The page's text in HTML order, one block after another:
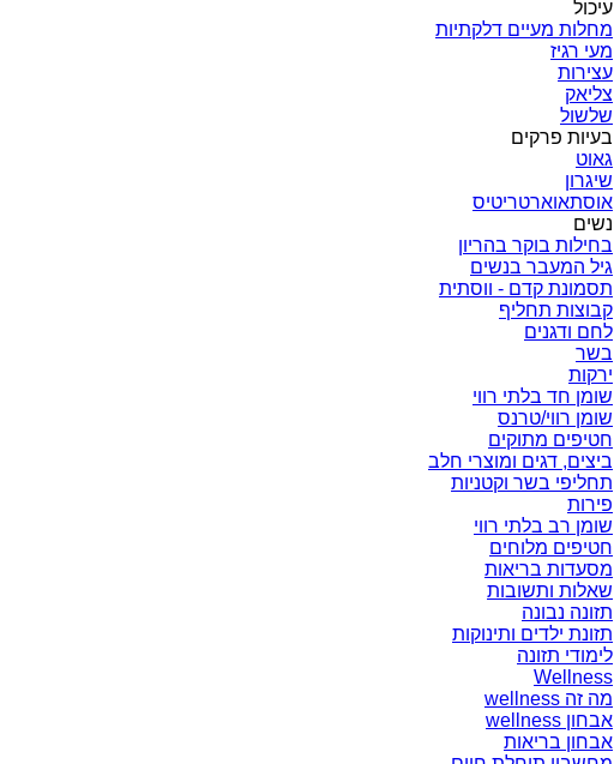
עיכול
מחלות מעיים דלקתיות
מעי רגיז
עצירות
צליאק
שלשול
בעיות פרקים
גאוט
שיגרון
אוסתאוארטריטיס
נשים
בחילות בוקר בהריון
גיל המעבר בנשים
תסמונת קדם - ווסתית
קבוצות תחליף
לחם ודגנים
בשר
ירקות
שומן חד בלתי רווי
שומן רווי/טרנס
חטיפים מתוקים
ביצים, דגים ומוצרי חלב
תחליפי בשר וקטניות
פירות
שומן רב בלתי רווי
חטיפים מלוחים
מסעדות בריאות
שאלות ותשובות
תזונה נבונה
תזונת ילדים ותינוקות
לימודי תזונה
Wellness
מה זה wellness
אבחון wellness
אבחון בריאות